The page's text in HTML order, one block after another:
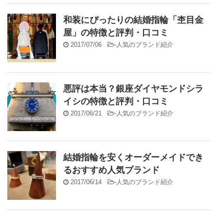
和装にぴったりの結婚指輪「杢目金
屋」の特徴と評判・口コミ
2017/07/06 - 人気のブランド紹介
悪評は本当？銀座ダイヤモンドシラ
イシの特徴と評判・口コミ
2017/06/21 - 人気のブランド紹介
結婚指輪を安くオーダーメイドでき
るおすすめ人気ブランド
2017/06/14 - 人気のブランド紹介